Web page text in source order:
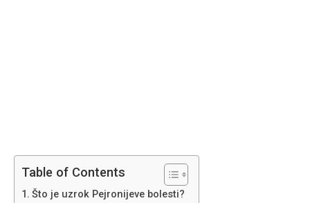
Table of Contents
Što je uzrok Pejronijeve bolesti?